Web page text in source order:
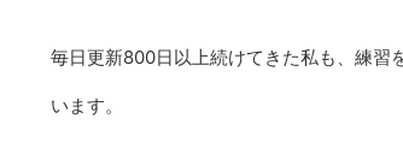
毎日更新800日以上続けてきた私も、練習
います。